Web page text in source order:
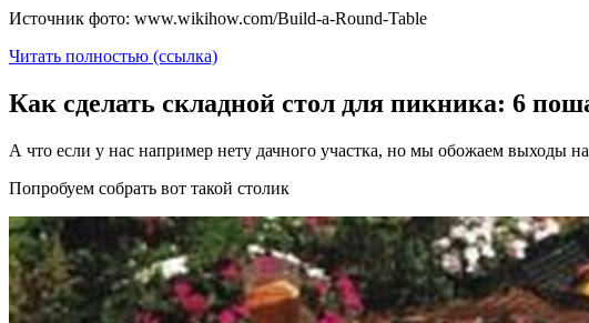
Источник фото: www.wikihow.com/Build-a-Round-Table
Читать полностью (ссылка)
Как сделать складной стол для пикника: 6
А что если у нас например нету дачного участка, но мы обожаем выходы
Попробуем собрать вот такой столик